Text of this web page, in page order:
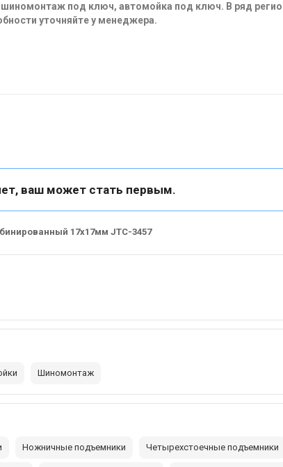
под ключ, автомойка под ключ. В ряд
уточняйте у менеджера.
ваш может стать первым.
17х17мм JTC-3457
Шиномонтаж
Ножничные подъемники Четырехстоечные подъемники